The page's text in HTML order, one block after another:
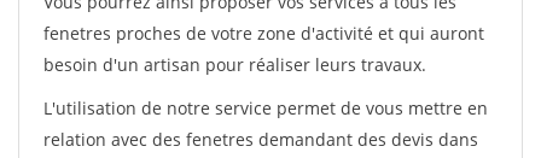
fenetres proches de votre zone d'activité et qui auront
besoin d'un artisan pour réaliser leurs travaux.
L'utilisation de notre service permet de vous mettre en
relation avec des fenetres demandant des devis dans